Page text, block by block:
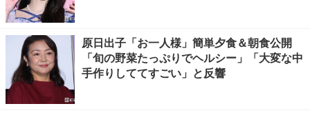
原日出子「お一人様」簡単夕食＆朝食公開
「旬の野菜たっぷりでヘルシー」「大変な中
手作りしててすごい」と反響